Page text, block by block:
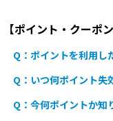
【ポイント・クーポ
Q：ポイントを利用し
Q：いつ何ポイント失
Q：今何ポイントか知